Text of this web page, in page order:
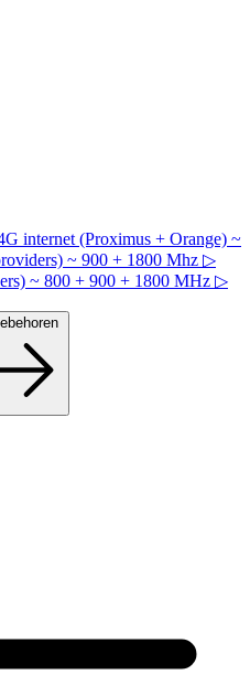
internet (Proximus + Orange) ~
~ 900 + 1800 Mhz ▷
~ 800 + 900 + 1800 MHz ▷